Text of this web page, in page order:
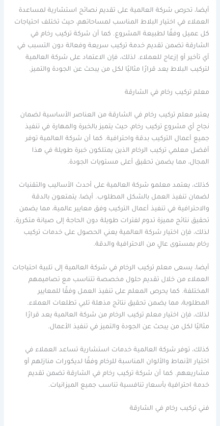
أيضا، تحرص شركة العالمية على تقديم نصائح استشارية لمساعدة
العملاء في اختيار البلاط المناسب لمساحاتهم، حيث تختلف احتياجات
كل عميل وفقًا لطبيعة المشروع. كما أن شركة تركيب رخام في
الشارقة تضمن تقديم خدمة تركيب سريعة وفعالة دون التسبب في
أي تأخير أو إزعاج للعملاء. لذلك، فإن الاعتماد على شركة العالمية
لتركيب البلاط يعد قرارًا مثاليًا لكل من يبحث عن الجودة والتميز.
معلم تركيب رخام في الشارقة
يعتبر معلم تركيب رخام في الشارقة من العناصر الأساسية لضمان
نجاح أي مشروع تركيب رخام، حيث يتميز بالخبرة والمهارة في تنفيذ
جميع أعمال التركيب بدقة واحترافية. كما أن شركة العالمية توفر
أفضل معلمي تركيب الرخام الذين يمتلكون خبرة طويلة في هذا
المجال، مما يضمن تحقيق أعلى مستويات الجودة.
كذلك، يعتمد معلمو شركة العالمية على أحدث الأساليب والتقنيات
لضمان تنفيذ العمل بالشكل المطلوب. أيضا، يتمتعون بالدقة
والاحترافية في تنفيذ أعمال التركيب وفق معايير عالمية، مما يضمن
تحقيق نتائج مميزة تدوم لفترات طويلة دون الحاجة إلى صيانة متكررة.
لذلك، فإن اختيار شركة العالمية يعني الحصول على خدمات تركيب
رخام بمستوى عالٍ من الاحترافية والدقة.
أيضا، يسعى معلم تركيب الرخام في شركة العالمية إلى تلبية احتياجات
العملاء من خلال تقديم حلول مخصصة تتناسب مع تصاميمهم
المختلفة. كما يحرص المعلم على تنفيذ العمل وفقًا للمعايير
المطلوبة، مما يضمن تحقيق نتائج مذهلة تلبي تطلعات العملاء.
لذلك، فإن اختيار معلم تركيب الرخام من شركة العالمية يعد قرارًا
مثاليًا لكل من يبحث عن الجودة والتميز في تنفيذ الأعمال.
كذلك، توفر شركة العالمية خدمات استشارية تساعد العملاء في
اختيار الأنماط والألوان المناسبة للرخام وفقًا لديكورات منازلهم أو
مشاريعهم. كما أن شركة تركيب رخام في الشارقة تضمن تقديم
خدمة احترافية بأسعار تنافسية تناسب جميع الميزانيات.
فني تركيب رخام في الشارقة